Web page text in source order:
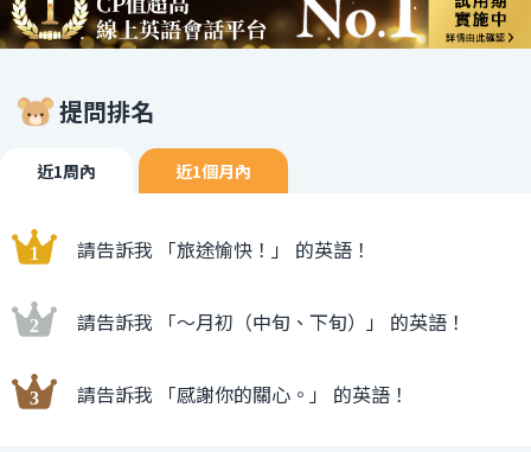
提問排名
近1周內 近1個月內
請告訴我 「旅途愉快！」 的英語！
請告訴我 「〜月初（中旬、下旬）」 的英語！
請告訴我 「感謝你的關心。」 的英語！